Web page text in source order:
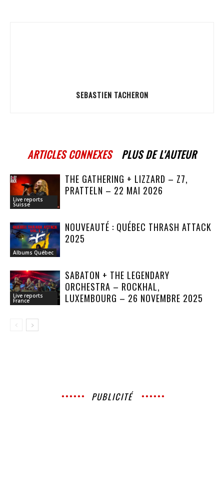
SEBASTIEN TACHERON
ARTICLES CONNEXES PLUS DE L'AUTEUR
Live reports
Suisse
THE GATHERING + LIZZARD – Z7,
PRATTELN – 22 MAI 2026
Albums Québec
NOUVEAUTÉ : QUÉBEC THRASH ATTACK
2025
Live reports
France
SABATON + THE LEGENDARY
ORCHESTRA – ROCKHAL,
LUXEMBOURG – 26 NOVEMBRE 2025
PUBLICITÉ